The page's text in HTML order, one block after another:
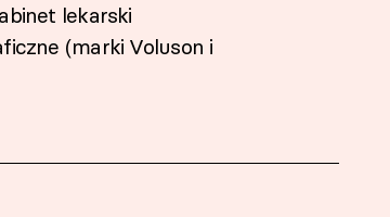
lekarski
(marki Voluson i